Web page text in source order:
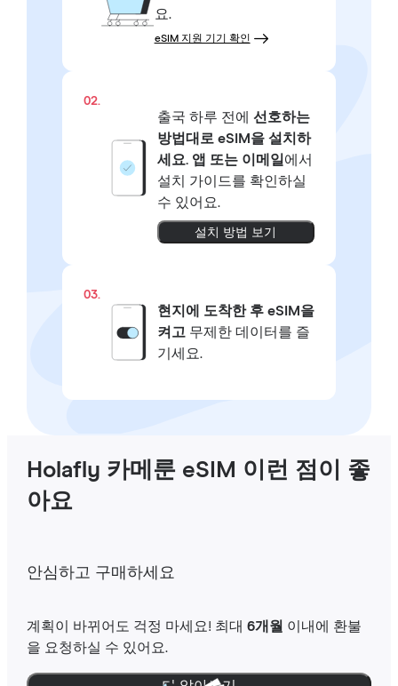
요.
eSIM 지원 기기 확인
02.
출국 하루 전에 선호하는
방법대로 eSIM을 설치하
세요. 앱 또는 이메일 에서
설치 가이드를 확인하실
수 있어요.
설치 방법 보기
03.
현지에 도착한 후 eSIM을
켜고 무제한 데이터를 즐
기세요.
Holafly 카메룬 eSIM 이런 점이 좋
아요
안심하고 구매하세요
계획이 바뀌어도 걱정 마세요! 최대 6개월 이내에 환불
을 요청하실 수 있어요.